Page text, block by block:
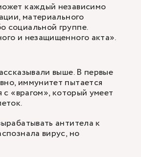
каждый независимо
материального
социальной группе.
и незащищенного акта».
выше. В первые
иммунитет пытается
«врагом», который умеет
антитела к
вирус, но